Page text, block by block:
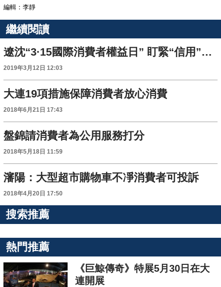
編輯：李靜
繼續閱讀
遼沈“3·15國際消費者權益日” 盯緊“信用”主題
2019年3月12日 12:03
大連19項措施保障消費者放心消費
2018年6月21日 17:43
盤錦請消費者為公用服務打分
2018年5月18日 11:59
瀋陽：大型超市購物車不凈消費者可投訴
2018年4月20日 17:50
搜索推薦
熱門推薦
《巨鯨傳奇》特展5月30日在大
連開展